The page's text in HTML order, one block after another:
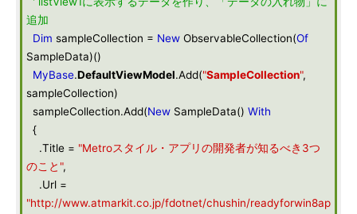
追加
Dim sampleCollection = New ObservableCollection(Of
SampleData)()
MyBase.DefaultViewModel.Add("SampleCollection",
sampleCollection)
sampleCollection.Add(New SampleData() With
{
.Title = "Metroスタイル・アプリの開発者が知るべき3つ
のこと",
.Url =
"http://www.atmarkit.co.jp/fdotnet/chushin/readyforwin8ap